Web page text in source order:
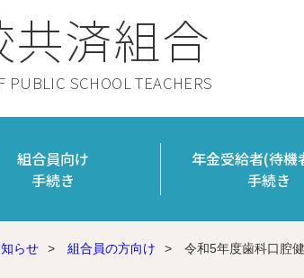
共済組合
PUBLIC SCHOOL TEACHERS
組合員向け
手続き
年金受給者(待機
手続き
らせ > 組合員の方向け > 令和5年度歯科口腔